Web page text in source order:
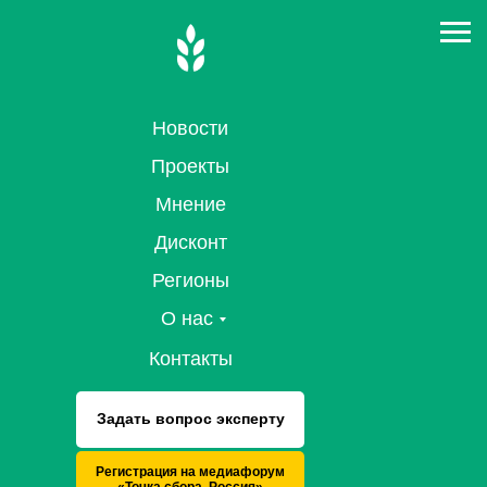
Новости
Проекты
Мнение
Дисконт
Регионы
О нас
Контакты
Задать вопрос эксперту
Регистрация на медиафорум